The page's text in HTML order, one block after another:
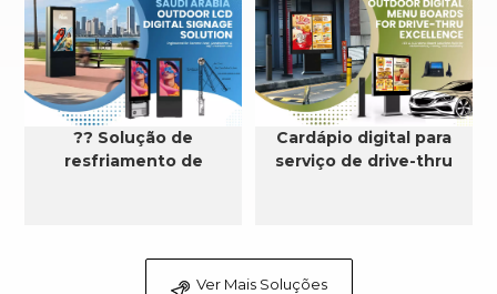
?? Solução de
resfriamento de
Cardápio digital para
serviço de drive-thru
Ver Mais Soluções